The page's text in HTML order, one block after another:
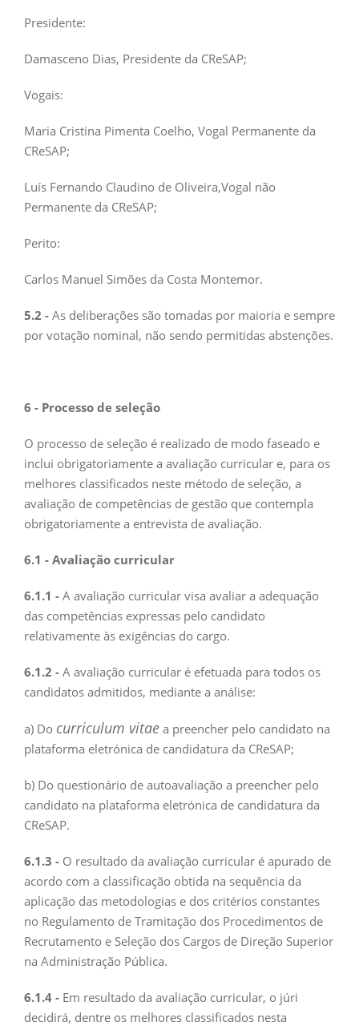
Presidente:
Damasceno Dias, Presidente da CReSAP;
Vogais:
Maria Cristina Pimenta Coelho, Vogal Permanente da
CReSAP;
Luís Fernando Claudino de Oliveira,Vogal não
Permanente da CReSAP;
Perito:
Carlos Manuel Simões da Costa Montemor.
5.2 - As deliberações são tomadas por maioria e sempre
por votação nominal, não sendo permitidas abstenções.
6 - Processo de seleção
O processo de seleção é realizado de modo faseado e
inclui obrigatoriamente a avaliação curricular e, para os
melhores classificados neste método de seleção, a
avaliação de competências de gestão que contempla
obrigatoriamente a entrevista de avaliação.
6.1 - Avaliação curricular
6.1.1 - A avaliação curricular visa avaliar a adequação
das competências expressas pelo candidato
relativamente às exigências do cargo.
6.1.2 - A avaliação curricular é efetuada para todos os
candidatos admitidos, mediante a análise:
a) Do curriculum vitae a preencher pelo candidato na
plataforma eletrónica de candidatura da CReSAP;
b) Do questionário de autoavaliação a preencher pelo
candidato na plataforma eletrónica de candidatura da
CReSAP.
6.1.3 - O resultado da avaliação curricular é apurado de
acordo com a classificação obtida na sequência da
aplicação das metodologias e dos critérios constantes
no Regulamento de Tramitação dos Procedimentos de
Recrutamento e Seleção dos Cargos de Direção Superior
na Administração Pública.
6.1.4 - Em resultado da avaliação curricular, o júri
decidirá, dentre os melhores classificados nesta